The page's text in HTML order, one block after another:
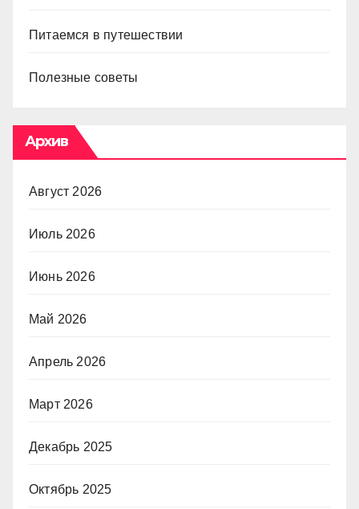
Питаемся в путешествии
Полезные советы
Архив
Август 2026
Июль 2026
Июнь 2026
Май 2026
Апрель 2026
Март 2026
Декабрь 2025
Октябрь 2025